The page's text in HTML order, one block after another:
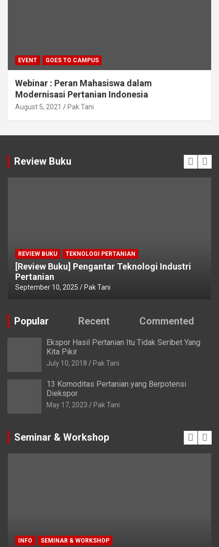
EVENT GOES TO CAMPUS
Webinar : Peran Mahasiswa dalam
Modernisasi Pertanian Indonesia
August 5, 2021 Pak Tani
Review Buku
REVIEW BUKU TEKNOLOGI PERTANIAN
[Review Buku] Pengantar Teknologi Industri
Pertanian
September 10, 2025 Pak Tani
Popular Recent Commented
Ekspor Hasil Pertanian Itu Tidak Seribet Yang
Kita Pikir
July 10, 2018 Pak Tani
13 Komoditas Pertanian yang Berpotensi
Diekspor
May 17, 2023 Pak Tani
Seminar & Workshop
INFO SEMINAR & WORKSHOP